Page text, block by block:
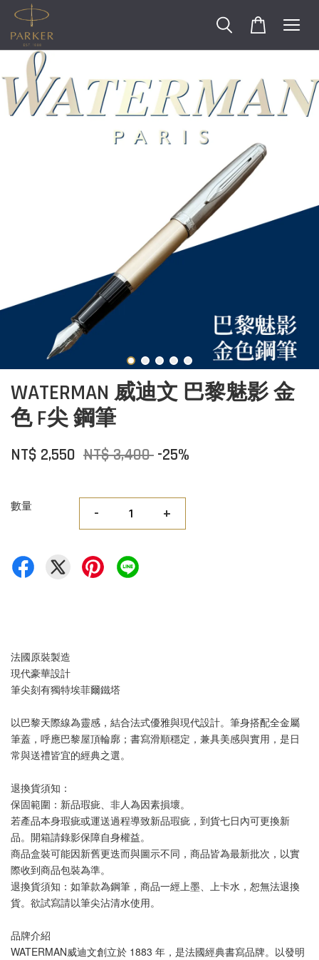
WATERMAN 威迪文 巴黎魅影 金
色 F尖 鋼筆
NT$ 2,550 NT$ 3,400 -25%
數量 - +
法國原裝製造
現代豪華設計
筆尖刻有獨特埃菲爾鐵塔
以巴黎天際線為靈感，結合法式優雅與現代設計。筆身搭配全金屬
筆蓋，呼應巴黎屋頂輪廓；書寫滑順穩定，兼具美感與實用，是日
常與送禮皆宜的經典之選。
退換貨須知：
保固範圍：新品瑕疵、非人為因素損壞。
若產品本身瑕疵或運送過程導致新品瑕疵，到貨七日內可更換新
品。開箱請錄影保障自身權益。
商品盒裝可能因新舊更迭而與圖示不同，商品皆為最新批次，以實
際收到商品包裝為準。
退換貨須知：如筆款為鋼筆，商品一經上墨、上卡水，恕無法退換
貨。欲試寫請以筆尖沾清水使用。
品牌介紹
WATERMAN威迪文創立於 1883 年，是法國經典書寫品牌。以發明